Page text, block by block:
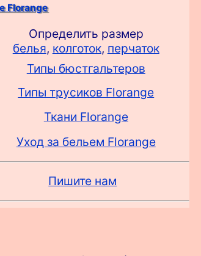
Florange
Определить размер
белья, колготок, перчаток
Типы бюстгальтеров
Типы трусиков Florange
Ткани Florange
Уход за бельем Florange
Пишите нам